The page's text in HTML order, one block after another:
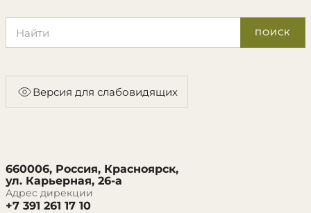
ПОИСК
Версия для слабовидящих
660006, Россия, Красноярск,
ул. Карьерная, 26-а
Адрес дирекции
+7 391 261 17 10